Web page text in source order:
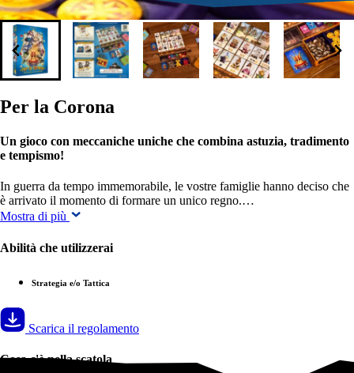
Per la Corona
Un gioco con meccaniche uniche che combina astuzia, tradimento
e tempismo!
In guerra da tempo immemorabile, le vostre famiglie hanno deciso che
è arrivato il momento di formare un unico regno.…
Mostra di più
Abilità che utilizzerai
Strategia e/o Tattica
Scarica il regolamento
Cosa c'è nella scatola